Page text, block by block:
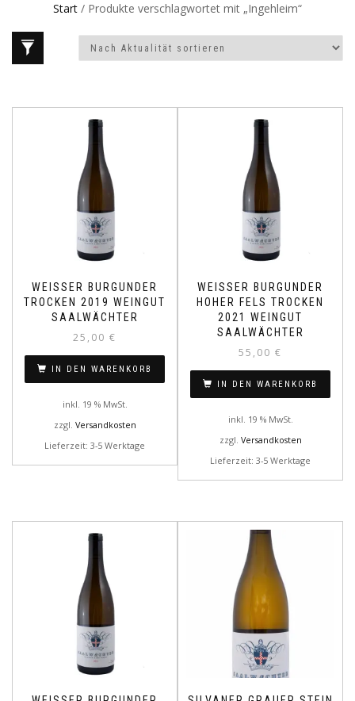
Start / Produkte verschlagwortet mit „Ingehleim“
WEISSER BURGUNDER T
ROCKEN 2019 WEINGUT S
AALWÄCHTER
25,00 €
IN DEN WARENKORB
inkl. 19 % MwSt.
zzgl. Versandkosten
Lieferzeit: 3-5 Werktage
WEISSER BURGUNDER
HOHER FELS TROCKEN
2021 WEINGUT
SAALWÄCHTER
55,00 €
IN DEN WARENKORB
inkl. 19 % MwSt.
zzgl. Versandkosten
Lieferzeit: 3-5 Werktage